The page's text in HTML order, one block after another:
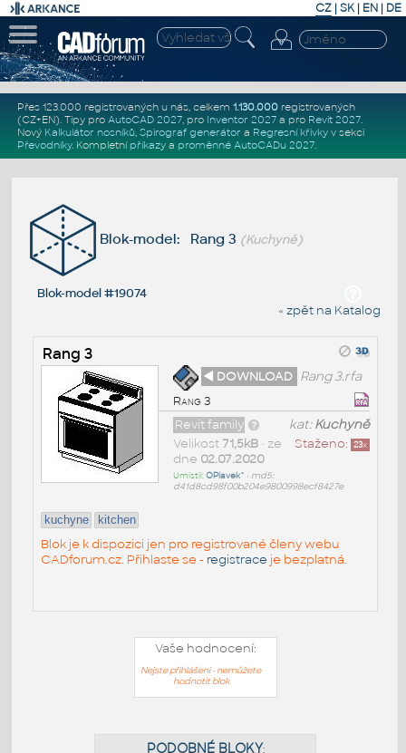
CZ | SK| EN | DE
Přes 123.000 registrovaných u nás, celkem 1.130.000registrovaných
(CZ+EN). Tipy pro AutoCAD 2027, pro Inventor 2027a pro Revit 2027.
Nový Kalkulátor nosníků, Spirograf generátor a Regresní křivkyv sekci
Převodníky. Kompletní příkazya proměnné AutoCADu 2027.
Blok-model: Rang 3 (Kuchyně)
Blok-model #19074
« zpět na Katalog
Rang 3
◄ DOWNLOAD Rang 3.rfa
Rang 3
kat:Kuchyně
Revit family
Staženo: 23x
Velikost 71,5kB• ze
dne 02.07.2020
Umístil:OPlavek^ • md5:
d41d8cd98f00b204e9800998ecf8427e
kuchyne kitchen
Blok je k dispozici jen pro registrované členy webu
CADforum.cz. Přihlaste se - registrace je bezplatná.
Vaše hodnocení:
Nejste přihlášeni - nemůžete
hodnotit blok